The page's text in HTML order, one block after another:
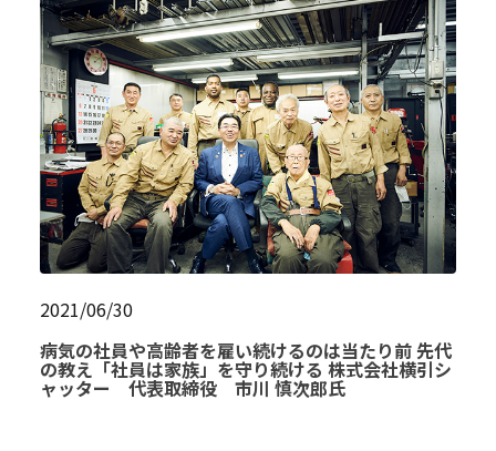
2021/06/30
病気の社員や高齢者を雇い続けるのは当たり前 先代
の教え「社員は家族」を守り続ける 株式会社横引シ
ャッター 代表取締役 市川 慎次郎氏